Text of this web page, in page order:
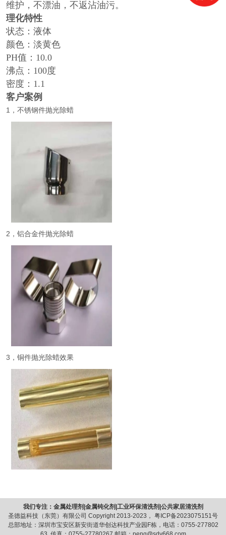
维护，不漂油，不返沾油污。
理化特性
状态：液体
颜色：淡黄色
PH值：10.0
沸点：100度
密度：1.1
客户案例
1，不锈钢件抛光除蜡
2，铝合金件抛光除蜡
3，铜件抛光除蜡效果
我们专注：金属处理剂|金属钝化剂|工业环保清洗剂|公共家居清洗剂
圣德益科技（东莞）有限公司 Copyright 2013-2023， 粤ICP备2023075151号
总部地址：深圳市宝安区新安街道华创达科技产业园F栋，电话：0755-277802